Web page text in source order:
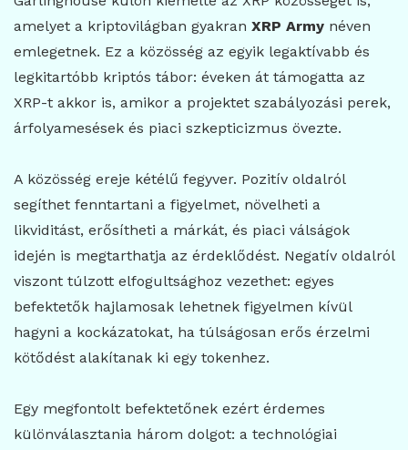
amelyet a kriptovilágban gyakran XRP Army néven
emlegetnek. Ez a közösség az egyik legaktívabb és
legkitartóbb kriptós tábor: éveken át támogatta az
XRP-t akkor is, amikor a projektet szabályozási perek,
árfolyamesések és piaci szkepticizmus övezte.
A közösség ereje kétélű fegyver. Pozitív oldalról
segíthet fenntartani a figyelmet, növelheti a
likviditást, erősítheti a márkát, és piaci válságok
idején is megtarthatja az érdeklődést. Negatív oldalról
viszont túlzott elfogultsághoz vezethet: egyes
befektetők hajlamosak lehetnek figyelmen kívül
hagyni a kockázatokat, ha túlságosan erős érzelmi
kötődést alakítanak ki egy tokenhez.
Egy megfontolt befektetőnek ezért érdemes
különválasztania három dolgot: a technológiai